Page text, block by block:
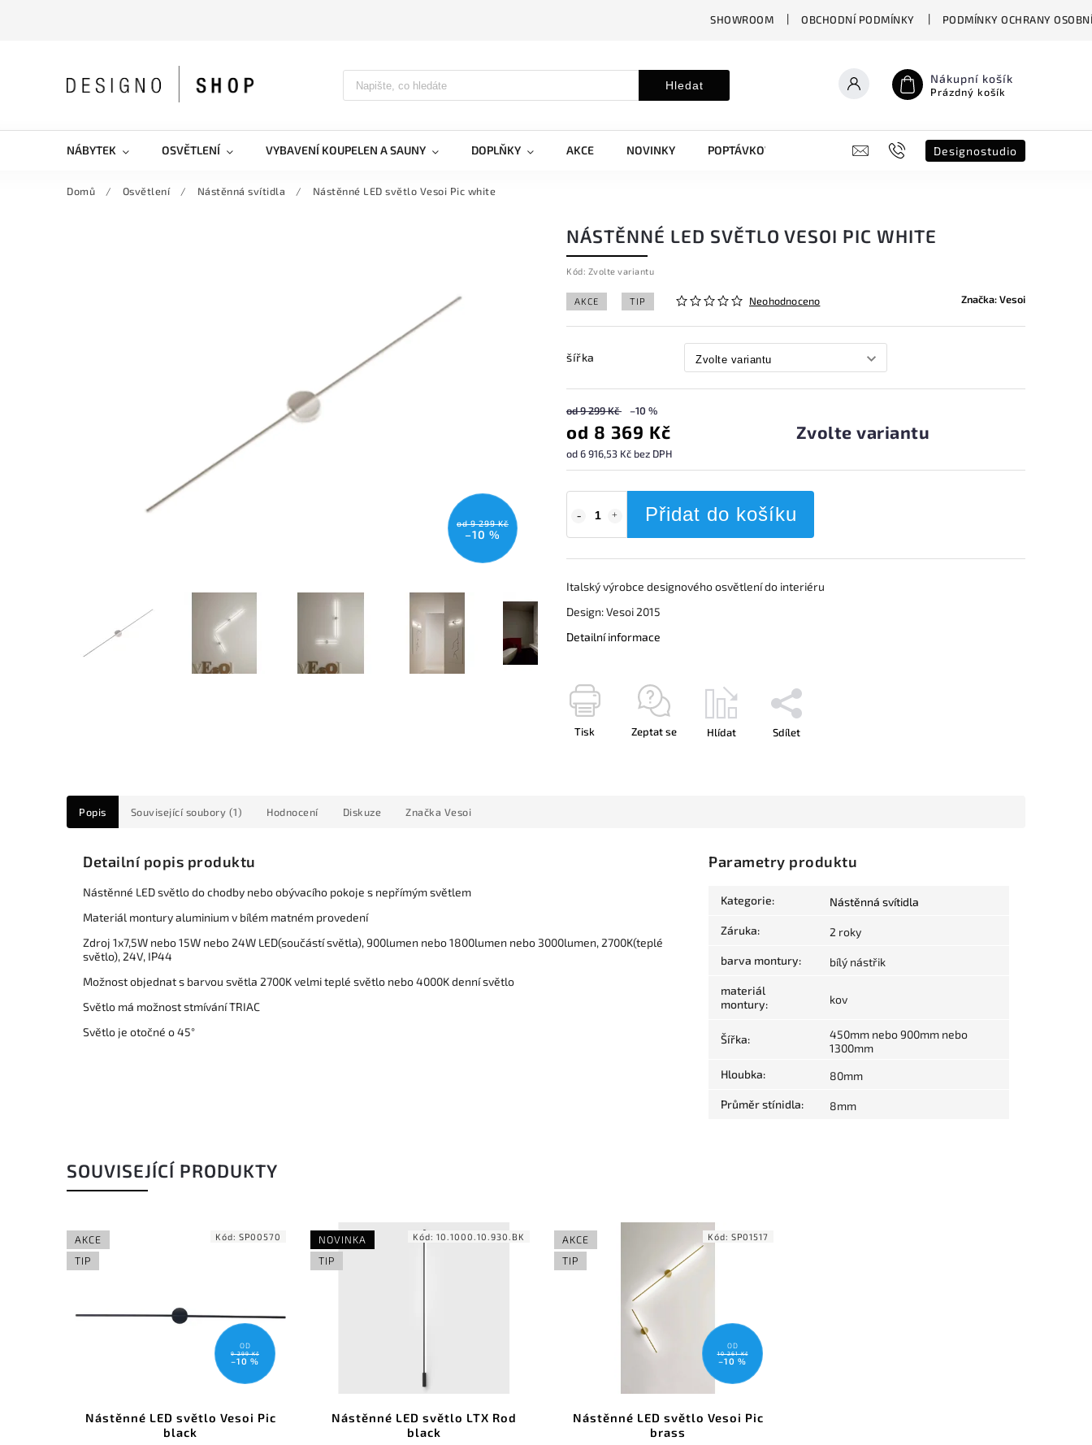
SHOWROOM OBCHODNÍ PODMÍNKY PODMÍNKY OCHRANY
Hledat Nákupní košík
Prázdný košík
NÁBYTEK OSVĚTLENÍ VYBAVENÍ KOUPELEN A SAUNY DOPLŇKY AKCE NOVINKY POPTÁVKOVÝ FORMULÁŘ B2B SHOWROOM
Designostudio
Domů / Osvětlení / Nástěnná svítidla / Nástěnné LED světlo Vesoi Pic white
od 9 299 Kč
–10 %
NÁSTĚNNÉ LED SVĚTLO VESOI PIC WHITE
Kód: Zvolte variantu
AKCE TIP Neohodnoceno Značka:Vesoi
šířka
od 9 299 Kč –10 %
od 8 369 Kč
od6 916,53 Kč bez DPH
Zvolte variantu
Přidat do košíku
Italský výrobce designového osvětlení do interiéru
Design: Vesoi 2015
Detailní informace
Tisk Zeptat se Hlídat Sdílet
Popis Související soubory (1) Hodnocení Diskuze Značka Vesoi
Detailní popis produktu
Nástěnné LED světlo do chodby nebo obývacího pokoje s nepřímým světlem
Materiál montury aluminium v bílém matném provedení
Zdroj 1x7,5W nebo 15W nebo 24W LED(součástí světla), 900lumen nebo 1800lumen nebo 3000lumen, 2700K(teplé
světlo), 24V, IP44
Možnost objednat s barvou světla 2700K velmi teplé světlo nebo 4000K denní světlo
Světlo má možnost stmívání TRIAC
Světlo je otočné o 45°
Parametry produktu
Kategorie: Nástěnná svítidla
Záruka: 2 roky
barva montury: bílý nástřik
materiál
montury: kov
Šířka:
450mm nebo 900mm nebo
1300mm
Hloubka: 80mm
Průměr stínidla: 8mm
SOUVISEJÍCÍ PRODUKTY
AKCE
TIP
OD
9 299 Kč
–10 %
Nástěnné LED světlo Vesoi Pic
black
Kód: SP00570
NOVINKA
TIP
Nástěnné LED světlo LTX Rod
black
Kód: 10.1000.10.930.BK
AKCE
TIP
OD
10 261 Kč
–10 %
Nástěnné LED světlo Vesoi Pic
brass
Kód: SP01517